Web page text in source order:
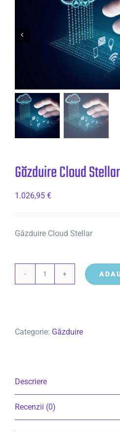
Găzduire Cloud Stellar
1.026,95 €
Găzduire Cloud Stellar
Categorie: Găzduire
Descriere
Recenzii (0)